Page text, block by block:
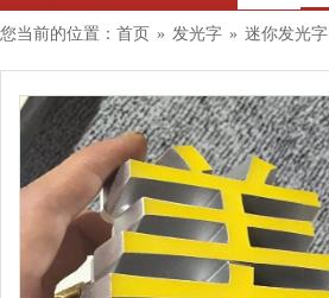
您当前的位置： 首页 » 发光字 » 迷你发光字